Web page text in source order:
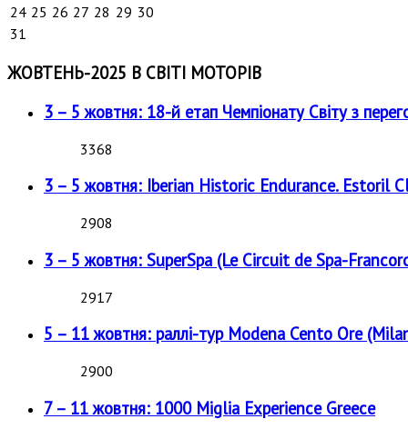
24 25 26 27 28 29 30
31
ЖОВТЕНЬ-2025 В СВІТІ МОТОРІВ
3 – 5 жовтня: 18-й етап Чемпіонату Світу з
3368
3 – 5 жовтня: Iberian Historic Endurance. Estoril
2908
3 – 5 жовтня: SuperSpa (Le Circuit de Spa-
2917
5 – 11 жовтня: раллі-тур Modena Cento Ore
2900
7 – 11 жовтня: 1000 Miglia Experience Greece